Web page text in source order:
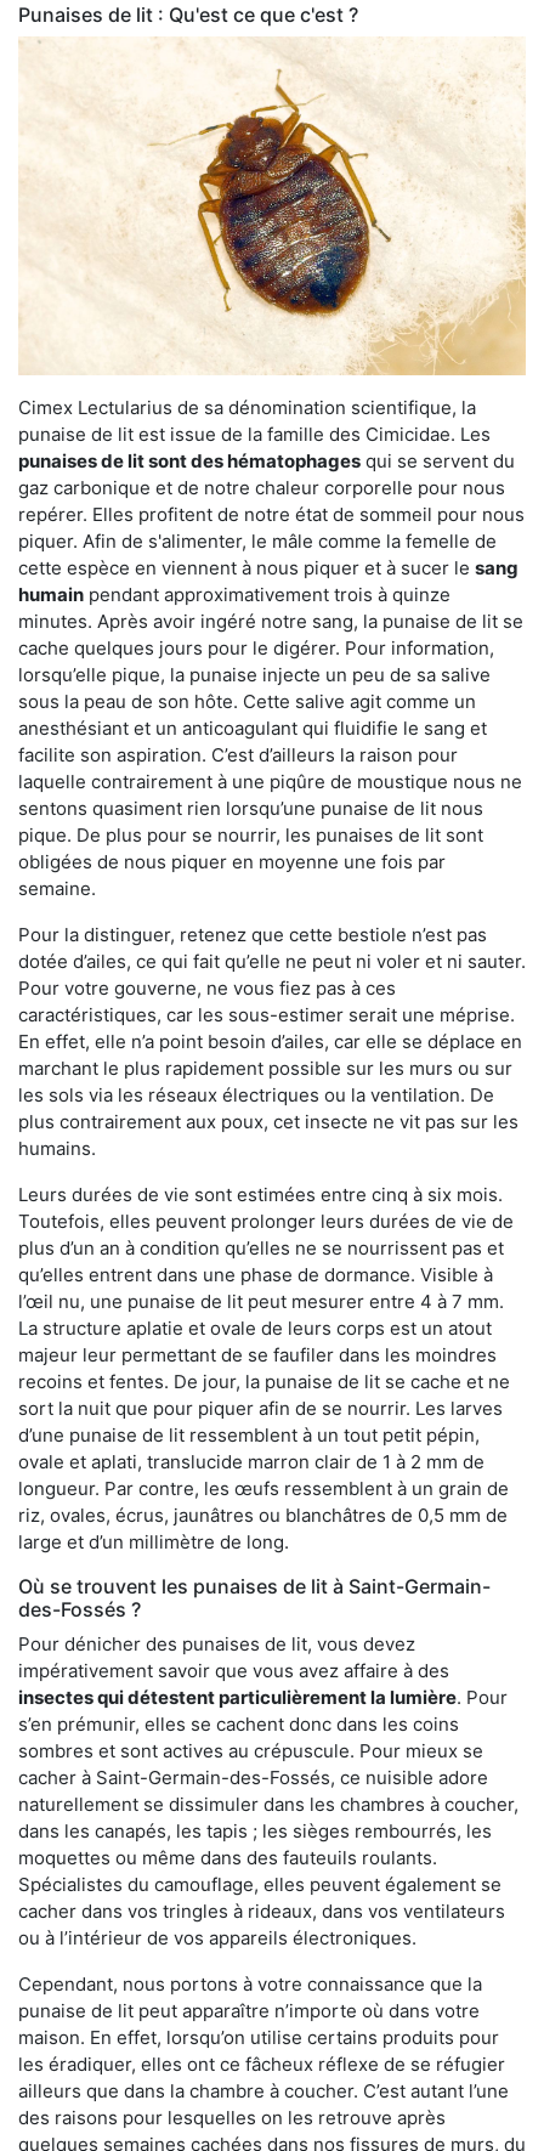
Punaises de lit : Qu'est ce que c'est ?
Cimex Lectularius de sa dénomination scientifique, la
punaise de lit est issue de la famille des Cimicidae. Les
punaises de lit sont des hématophages qui se servent du
gaz carbonique et de notre chaleur corporelle pour nous
repérer. Elles profitent de notre état de sommeil pour nous
piquer. Afin de s'alimenter, le mâle comme la femelle de
cette espèce en viennent à nous piquer et à sucer le sang
humain pendant approximativement trois à quinze
minutes. Après avoir ingéré notre sang, la punaise de lit se
cache quelques jours pour le digérer. Pour information,
lorsqu’elle pique, la punaise injecte un peu de sa salive
sous la peau de son hôte. Cette salive agit comme un
anesthésiant et un anticoagulant qui fluidifie le sang et
facilite son aspiration. C’est d’ailleurs la raison pour
laquelle contrairement à une piqûre de moustique nous ne
sentons quasiment rien lorsqu’une punaise de lit nous
pique. De plus pour se nourrir, les punaises de lit sont
obligées de nous piquer en moyenne une fois par
semaine.
Pour la distinguer, retenez que cette bestiole n’est pas
dotée d’ailes, ce qui fait qu’elle ne peut ni voler et ni sauter.
Pour votre gouverne, ne vous fiez pas à ces
caractéristiques, car les sous-estimer serait une méprise.
En effet, elle n’a point besoin d’ailes, car elle se déplace en
marchant le plus rapidement possible sur les murs ou sur
les sols via les réseaux électriques ou la ventilation. De
plus contrairement aux poux, cet insecte ne vit pas sur les
humains.
Leurs durées de vie sont estimées entre cinq à six mois.
Toutefois, elles peuvent prolonger leurs durées de vie de
plus d’un an à condition qu’elles ne se nourrissent pas et
qu’elles entrent dans une phase de dormance. Visible à
l’œil nu, une punaise de lit peut mesurer entre 4 à 7 mm.
La structure aplatie et ovale de leurs corps est un atout
majeur leur permettant de se faufiler dans les moindres
recoins et fentes. De jour, la punaise de lit se cache et ne
sort la nuit que pour piquer afin de se nourrir. Les larves
d’une punaise de lit ressemblent à un tout petit pépin,
ovale et aplati, translucide marron clair de 1 à 2 mm de
longueur. Par contre, les œufs ressemblent à un grain de
riz, ovales, écrus, jaunâtres ou blanchâtres de 0,5 mm de
large et d’un millimètre de long.
Où se trouvent les punaises de lit à Saint-Germain-
des-Fossés ?
Pour dénicher des punaises de lit, vous devez
impérativement savoir que vous avez affaire à des
insectes qui détestent particulièrement la lumière. Pour
s’en prémunir, elles se cachent donc dans les coins
sombres et sont actives au crépuscule. Pour mieux se
cacher à Saint-Germain-des-Fossés, ce nuisible adore
naturellement se dissimuler dans les chambres à coucher,
dans les canapés, les tapis ; les sièges rembourrés, les
moquettes ou même dans des fauteuils roulants.
Spécialistes du camouflage, elles peuvent également se
cacher dans vos tringles à rideaux, dans vos ventilateurs
ou à l’intérieur de vos appareils électroniques.
Cependant, nous portons à votre connaissance que la
punaise de lit peut apparaître n’importe où dans votre
maison. En effet, lorsqu’on utilise certains produits pour
les éradiquer, elles ont ce fâcheux réflexe de se réfugier
ailleurs que dans la chambre à coucher. C’est autant l’une
des raisons pour lesquelles on les retrouve après
quelques semaines cachées dans nos fissures de murs, du